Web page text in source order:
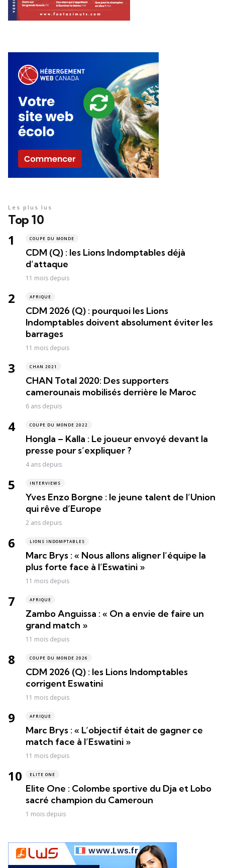
Top 10
Les plus lus
COUPE DU MONDE
CDM (Q) : les Lions Indomptables déjà
d’attaque
11 mois depuis
AFRIQUE
CDM 2026 (Q) : pourquoi les Lions
Indomptables doivent absolument éviter les
barrages
11 mois depuis
CHAN 2021
CHAN Total 2020: Des supporters
camerounais mobilisés derrière le Maroc
6 ans depuis
COUPE DU MONDE 2022
Hongla – Kalla : Le joueur envoyé devant la
presse pour s’expliquer ?
4 ans depuis
INTERVIEWS
Yves Enzo Borgne : le jeune talent de l’Union
qui rêve d’Europe
2 ans depuis
LIONS INDOMPTABLES
Marc Brys : « Nous allons aligner l’équipe la
plus forte face à l’Eswatini »
11 mois depuis
AFRIQUE
Zambo Anguissa : « On a envie de faire un
grand match »
11 mois depuis
COUPE DU MONDE 2026
CDM 2026 (Q) : les Lions Indomptables
corrigent Eswatini
11 mois depuis
AFRIQUE
Marc Brys : « L’objectif était de gagner ce
match face à l’Eswatini »
11 mois depuis
ELITE ONE
Elite One : Colombe sportive du Dja et Lobo
sacré champion du Cameroun
1 mois depuis